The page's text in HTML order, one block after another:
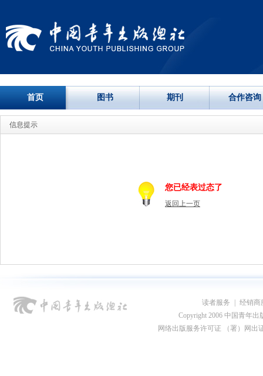
首页 图书 期刊 合作咨询
信息提示
您已经表过态了
返回上一页
读者服务
经销商
Copyright 2006 中国青年出
网络出版服务许可证 （署）网出